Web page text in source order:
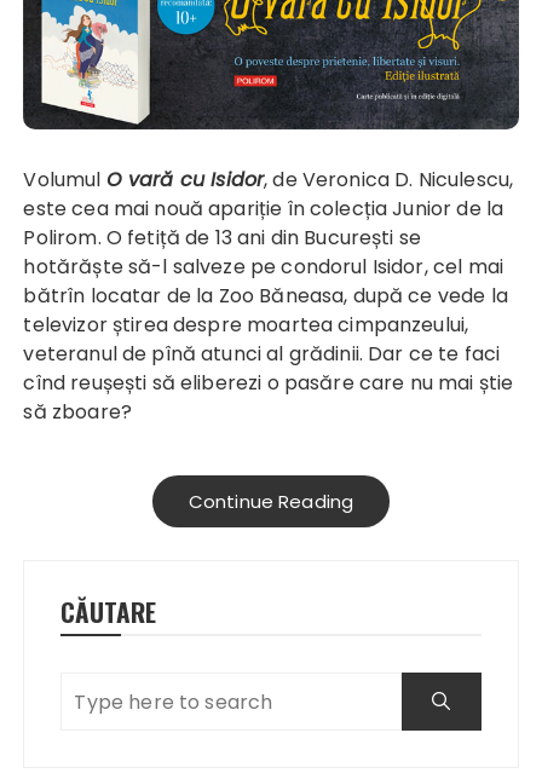
Volumul O vară cu Isidor, de Veronica D. Niculescu,
este cea mai nouă apariție în colecția Junior de la
Polirom. O fetiță de 13 ani din București se
hotărăște să-l salveze pe condorul Isidor, cel mai
bătrîn locatar de la Zoo Băneasa, după ce vede la
televizor știrea despre moartea cimpanzeului,
veteranul de pînă atunci al grădinii. Dar ce te faci
cînd reușești să eliberezi o pasăre care nu mai știe
să zboare?
Continue Reading
CĂUTARE